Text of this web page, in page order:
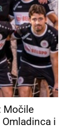
Močile
i